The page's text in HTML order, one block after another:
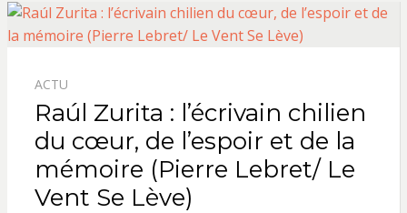
ACTU
Raúl Zurita : l’écrivain chilien
du cœur, de l’espoir et de la
mémoire (Pierre Lebret/ Le
Vent Se Lève)